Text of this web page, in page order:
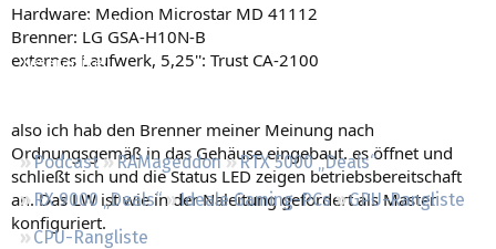
Neueste Aktivitäten
Leserartikel
Podcast RAMageddon
RTX 5000 „Deals“
RX 9000 „Deals“
Ideale Gaming-PCs
GPU-Rangliste
CPU-Rangliste
Hardware: Medion Microstar MD 41112
Brenner: LG GSA-H10N-B
externes Laufwerk, 5,25'': Trust CA-2100
also ich hab den Brenner meiner Meinung nach
Ordnungsgemäß in das Gehäuse eingebaut. es öffnet und
schließt sich und die Status LED zeigen betriebsbereitschaft
an. Das LW ist wie in der Naleitung gefordert als Master
konfiguriert.